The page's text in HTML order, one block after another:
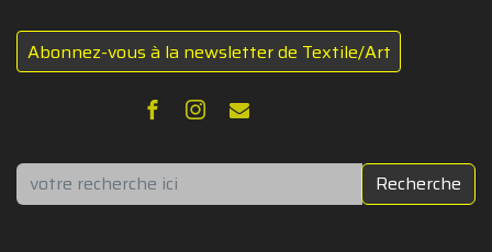
Abonnez-vous à la newsletter de Textile/Art
Rechercher Recherche